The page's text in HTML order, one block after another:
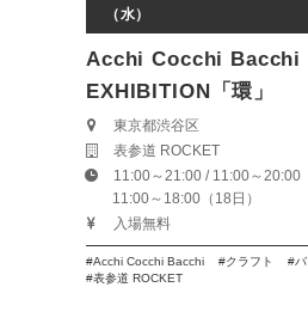
（水）
Acchi Cocchi Bacchi
EXHIBITION「環」
東京都渋谷区
表参道 ROCKET
11:00～21:00 / 11:00～20:00
11:00～18:00（18日）
入場無料
Acchi Cocchi Bacchi クラフト
表参道 ROCKET